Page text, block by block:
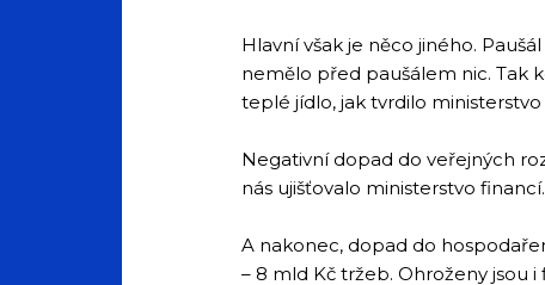
Hlavní však je něco jiného.
nemělo před paušálem nic. Tak
teplé jídlo, jak tvrdilo ministerstvo
Negativní dopad do veřejných
nás ujišťovalo ministerstvo financí.
A nakonec, dopad do
– 8 mld Kč tržeb. Ohroženy jsou